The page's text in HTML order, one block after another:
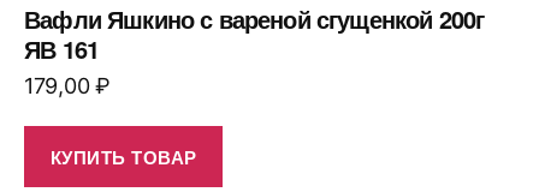
Вафли Яшкино с вареной сгущенкой 200г
ЯВ 161
179,00₽
КУПИТЬ ТОВАР